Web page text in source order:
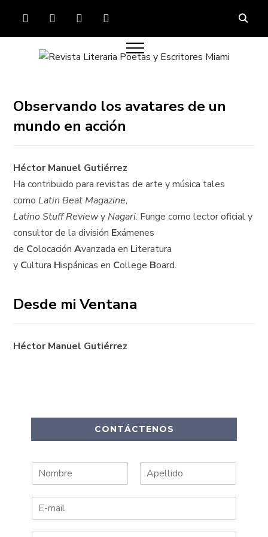
FACEBOOKTWITTERINSTAGRAMYOUTUBE
Observando los avatares de un
mundo en acción
Héctor Manuel Gutiérrez
Ha contribuido para revistas de arte y música tales
comoLatin Beat Magazine,
Latino Stuff ReviewyNagari. Funge como lector oficial y
consultor de la división Exámenes
de ColocaciónAvanzada en Literatura
y Cultura Hispánicas en College Board.
Desde mi Ventana
Héctor Manuel Gutiérrez
CONTÁCTENOS
o
b
p
l